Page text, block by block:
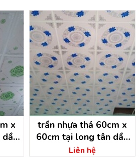
x
trần nhựa thả 60cm x
60cm tại long tân dầu
tiếng – bình dương
Liên hệ